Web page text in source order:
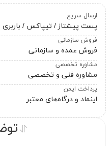
ارسال سریع
پست پیشتاز / تیپاکس / باربری
فروش سازمانی
فروش عمده و سازمانی
مشاوره تخصصی
مشاوره فنی و تخصصی
پرداخت ایمن
اینماد و درگاه‌های معتبر